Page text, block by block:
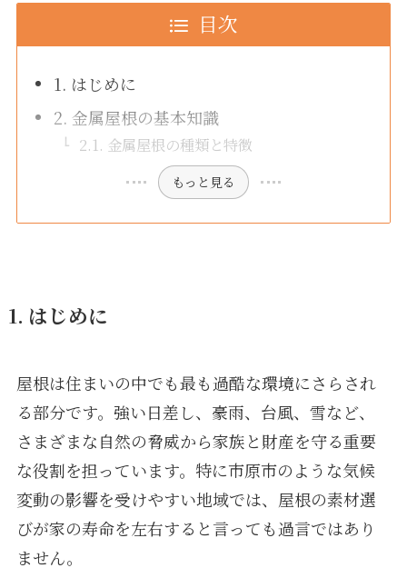
目次
1. はじめに
2. 金属屋根の基本知識
2.1. 金属屋根の種類と特徴
もっと見る
1. はじめに
屋根は住まいの中でも最も過酷な環境にさらされ
る部分です。強い日差し、豪雨、台風、雪など、
さまざまな自然の脅威から家族と財産を守る重要
な役割を担っています。特に市原市のような気候
変動の影響を受けやすい地域では、屋根の素材選
びが家の寿命を左右すると言っても過言ではあり
ません。